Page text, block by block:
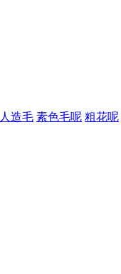
人造毛 素色毛呢 粗花呢